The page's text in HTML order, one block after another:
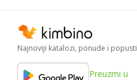
Najnoviji katalozi, ponude i popusti
Preuzmi u